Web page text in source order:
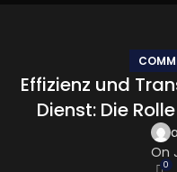
Effizienz und
Dienst: Die
On
0